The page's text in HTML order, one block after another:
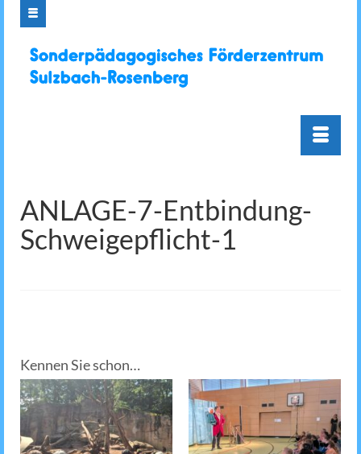
ANLAGE-7-Entbindung-
Schweigepflicht-1
Kennen Sie schon…